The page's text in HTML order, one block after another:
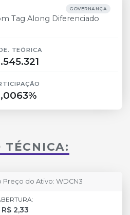
GOVERNANÇA
Tag Along Diferenciado
TEÓRICA
TÉCNICA:
do Ativo: WDCN3
R$ 2,33